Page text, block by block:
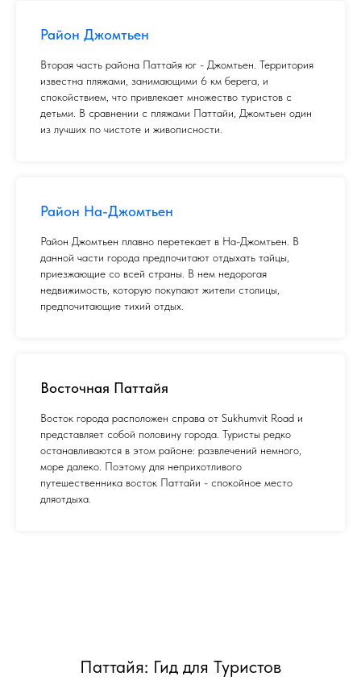
Район Джомтьен
Вторая часть района Паттайя юг - Джомтьен. Территория
известна пляжами, занимающими 6 км берега, и
спокойствием, что привлекает множество туристов с
детьми. В сравнении с пляжами Паттайи, Джомтьен один
из лучших по чистоте и живописности.
Район На-Джомтьен
Район Джомтьен плавно перетекает в На-Джомтьен. В
данной части города предпочитают отдыхать тайцы,
приезжающие со всей страны. В нем недорогая
недвижимость, которую покупают жители столицы,
предпочитающие тихий отдых.
Восточная Паттайя
Восток города расположен справа от Sukhumvit Road и
представляет собой половину города. Туристы редко
останавливаются в этом районе: развлечений немного,
море далеко. Поэтому для неприхотливого
путешественника восток Паттайи - спокойное место
дляотдыха.
Паттайя: Гид для Туристов